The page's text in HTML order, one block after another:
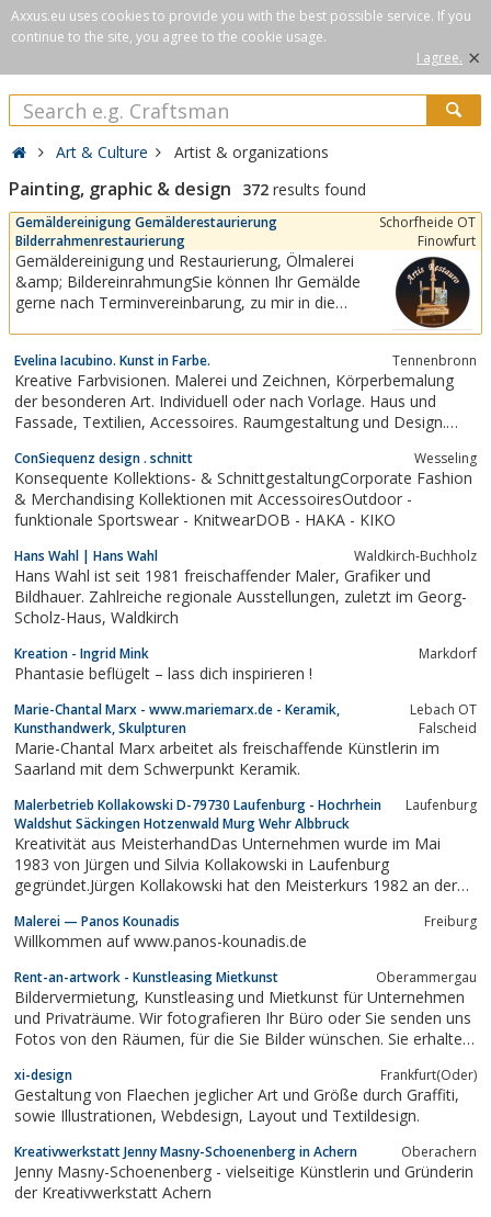
Axxus.eu uses cookies to provide you with the best possible service. If you
continue to the site, you agree to the cookie usage.
I agree. ×
Art & Culture Artist & organizations
Painting, graphic & design 372 results found
Gemäldereinigung Gemälderestaurierung
Bilderrahmenrestaurierung
Schorfheide OT
Finowfurt
Gemäldereinigung und Restaurierung, Ölmalerei
&amp; BildereinrahmungSie können Ihr Gemälde
gerne nach Terminvereinbarung, zu mir in die
werden von mir aufgenommen und ich bespreche
mit Ihnen, unter Berücksichtigung Ihrer Reinigungs-...
Evelina Iacubino. Kunst in Farbe. Tennenbronn
Kreative Farbvisionen. Malerei und Zeichnen, Körperbemalung
der besonderen Art. Individuell oder nach Vorlage. Haus und
Fassade, Textilien, Accessoires. Raumgestaltung und Design.
Pinsel und Schwamm, Öl ... Aussergewöhnliches Farbenspiel und
Motive....
ConSiequenz design . schnitt Wesseling
Konsequente Kollektions- & SchnittgestaltungCorporate Fashion
& Merchandising Kollektionen mit AccessoiresOutdoor -
funktionale Sportswear - KnitwearDOB - HAKA - KIKO
Hans Wahl | Hans Wahl Waldkirch-Buchholz
Hans Wahl ist seit 1981 freischaffender Maler, Grafiker und
Bildhauer. Zahlreiche regionale Ausstellungen, zuletzt im Georg-
Scholz-Haus, Waldkirch
Kreation - Ingrid Mink Markdorf
Phantasie beflügelt – lass dich inspirieren !
Marie-Chantal Marx - www.mariemarx.de - Keramik,
Kunsthandwerk, Skulpturen
Lebach OT
Falscheid
Marie-Chantal Marx arbeitet als freischaffende Künstlerin im
Saarland mit dem Schwerpunkt Keramik.
Malerbetrieb Kollakowski D-79730 Laufenburg - Hochrhein
Waldshut Säckingen Hotzenwald Murg Wehr Albbruck
Laufenburg
Kreativität aus MeisterhandDas Unternehmen wurde im Mai
1983 von Jürgen und Silvia Kollakowski in Laufenburg
gegründet.Jürgen Kollakowski hat den Meisterkurs 1982 an der
Handwerkskammer mit sehr gutem Erfolg die Meisterprüfung
bestanden.2006 folgte Sohn Manuel...
Malerei — Panos Kounadis Freiburg
Willkommen auf www.panos-kounadis.de
Rent-an-artwork - Kunstleasing Mietkunst Oberammergau
Bildervermietung, Kunstleasing und Mietkunst für Unternehmen
und Privaträume. Wir fotografieren Ihr Büro oder Sie senden uns
Fotos von den Räumen, für die Sie Bilder wünschen. Sie erhalten
xi-design Frankfurt(Oder)
Gestaltung von Flaechen jeglicher Art und Größe durch Graffiti,
sowie Illustrationen, Webdesign, Layout und Textildesign.
Kreativwerkstatt Jenny Masny-Schoenenberg in Achern Oberachern
Jenny Masny-Schoenenberg - vielseitige Künstlerin und Gründerin
der Kreativwerkstatt Achern